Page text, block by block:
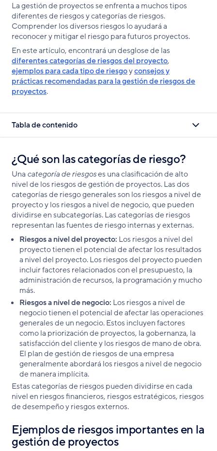
Facebook
X
LinkedIn
La gestión de proyectos se enfrenta a muchos tipos
diferentes de riesgos y categorías de riesgos.
Comprender los diversos riesgos lo ayudará a
reconocer y mitigar el riesgo para futuros proyectos.
En este artículo, encontrará un desglose de las
diferentes categorías de riesgos del proyecto,
ejemplos para cada tipo de riesgoyconsejos y
prácticas recomendadas para la gestión de riesgos de
proyectos.
Tabla de contenido
¿Qué son las categorías de riesgo?
Una categoría de riesgoses una clasificación de alto
nivel de los riesgos de gestión de proyectos. Las dos
categorías de riesgo generales son los riesgos a nivel de
proyecto y los riesgos a nivel de negocio, que pueden
dividirse en subcategorías. Las categorías de riesgos
representan las fuentes de riesgo internas y externas.
Riesgos a nivel del proyecto: Los riesgos a nivel del
proyecto tienen el potencial de afectar los resultados
a nivel del proyecto. Los riesgos del proyecto pueden
incluir factores relacionados con el presupuesto, la
administración de recursos, la programación y mucho
más.
Riesgos a nivel de negocio: Los riesgos a nivel de
negocio tienen el potencial de afectar las operaciones
generales de un negocio. Estos incluyen factores
como la priorización de proyectos, la gobernanza, la
satisfacción del cliente y los riesgos de mano de obra.
El plan de gestión de riesgos de una empresa
generalmente abordará los riesgos a nivel de negocio
de manera implícita.
Estas categorías de riesgos pueden dividirse en cada
nivel en riesgos financieros, riesgos estratégicos, riesgos
de desempeño y riesgos externos.
Ejemplos de riesgos importantes en la
gestión de proyectos